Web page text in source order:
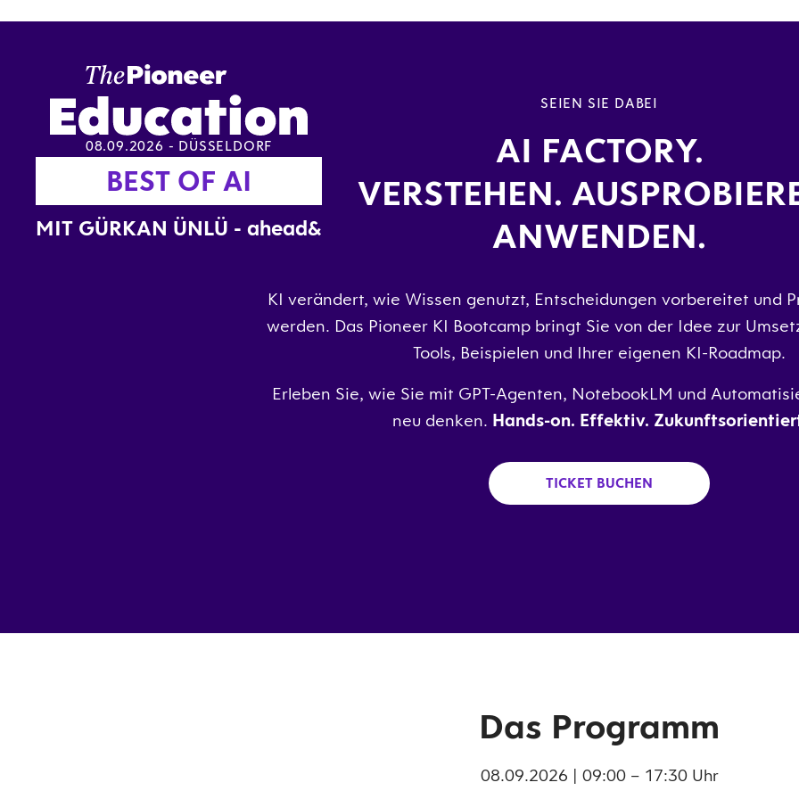
08.09.2026 - DÜSSELDORF
BEST OF AI
MIT GÜRKAN ÜNLÜ - ahead&
SEIEN SIE DABEI
AI FACTORY.
VERSTEHEN.
ANWENDEN.
KI verändert, wie Wissen genutzt, Entscheidungen vorbereitet und
werden. Das Pioneer KI Bootcamp bringt Sie von der Idee zur
Tools, Beispielen und Ihrer eigenen KI-Roadmap.
Erleben Sie, wie Sie mit GPT-Agenten, NotebookLM und
neu denken. Hands-on. Effektiv.
TICKET BUCHEN
Das Programm
08.09.2026 | 09:00 – 17:30 Uhr